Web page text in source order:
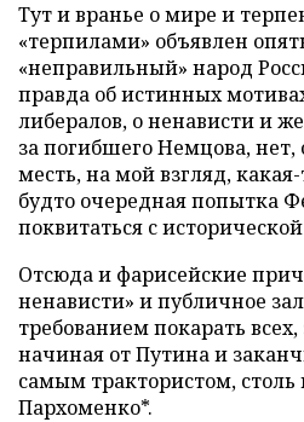
Тут и вранье о мире и
«терпилами» объявлен
«неправильный» народ
правда об истинных
либералов, о ненависти и
за погибшего Немцова, нет,
месть, на мой взгляд,
будто очередная попытка
поквитаться с
Отсюда и фарисейские
ненависти» и публичное
требованием покарать всех,
начиная от Путина и
самым трактористом,
Пархоменко*.